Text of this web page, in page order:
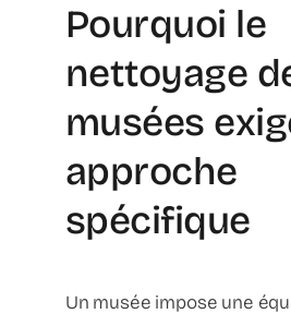
Pourquoi le
nettoyage
musées
approche
spécifique
Un musée impose une